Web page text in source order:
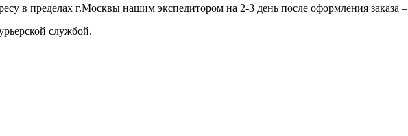
в пределах г.Москвы нашим экспедитором на 2-3 день после оформления заказа –
службой.